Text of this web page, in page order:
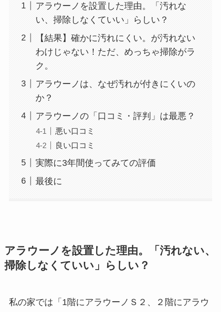
アラウーノを設置した理由。「汚れな
い、掃除しなくていい」らしい？
【結果】確かに汚れにくい。が汚れない
わけじゃない！ただ、めっちゃ掃除がラ
ク。
アラウーノは、なぜ汚れが付きにくいの
か？
アラウーノの「口コミ・評判」は最悪？
悪い口コミ
良い口コミ
実際に3年間使ってみての評価
最後に
アラウーノを設置した理由。「汚れない、
掃除しなくていい」らしい？
私の家では「1階にアラウーノＳ２、２階にアラウ